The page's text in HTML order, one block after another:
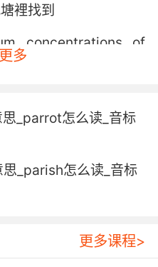
裡找到
concentrations of
soil, would suggests
说明是公园地区
多
_parrot怎么读_音标
_parish怎么读_音标
更多课程>